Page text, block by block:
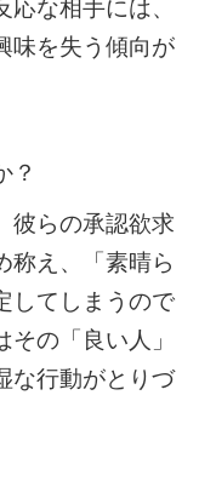
な相手には、
味を失う傾向が
？
彼らの承認欲求
称え、「素晴ら
してしまうので
の「良い人」
な行動がとりづ